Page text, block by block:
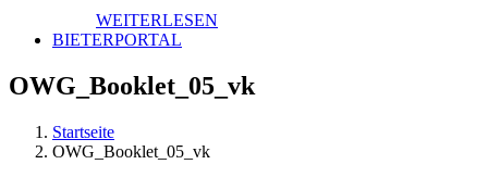
WEITERLESEN
BIETERPORTAL
OWG_Booklet_05_vk
Startseite
OWG_Booklet_05_vk